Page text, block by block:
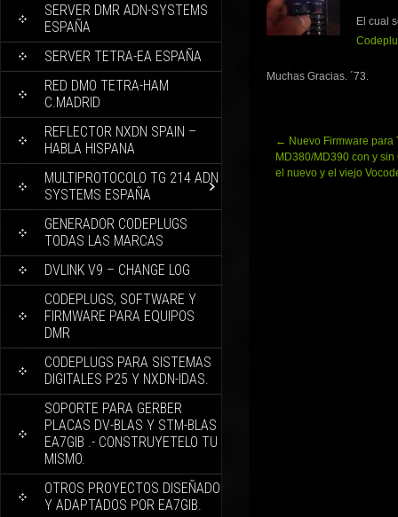
SERVER DMR ADN-SYSTEMS
ESPAÑA
SERVER TETRA-EA ESPAÑA
RED DMO TETRA-HAM
C.MADRID
REFLECTOR NXDN SPAIN –
HABLA HISPANA
MULTIPROTOCOLO TG 214 ADN
SYSTEMS ESPAÑA
GENERADOR CODEPLUGS
TODAS LAS MARCAS
DVLINK V9 – CHANGE LOG
CODEPLUGS, SOFTWARE Y
FIRMWARE PARA EQUIPOS
DMR
CODEPLUGS PARA SISTEMAS
DIGITALES P25 Y NXDN-IDAS.
SOPORTE PARA GERBER
PLACAS DV-BLAS Y STM-BLAS
EA7GIB .- CONSTRUYETELO TU
MISMO.
OTROS PROYECTOS DISEÑADO
Y ADAPTADOS POR EA7GIB.
El cual
Muchas Gracias. ´73.
Navegación
de
entradas
← Nuevo Firmware para
MD380/MD390 con y sin
el nuevo y el viejo